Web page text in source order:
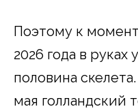
Поэтому к
2026 года в руках
половина
мая голландский